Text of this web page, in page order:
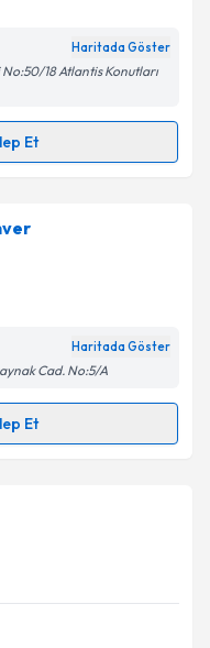
ilişkinAydınlatma
verilerimin belirtilen
ediyorum.
Gönder
Haritada Göster
18 Atlantis Konutları
Et
takvimi talebi
almanız için bir
ile bilgilendireceğiz.
ilişkin
verilerimin belirtilen
Gönder
Haritada Göster
Cad. No:5/A
Et
almanız için bir
ile bilgilendireceğiz.